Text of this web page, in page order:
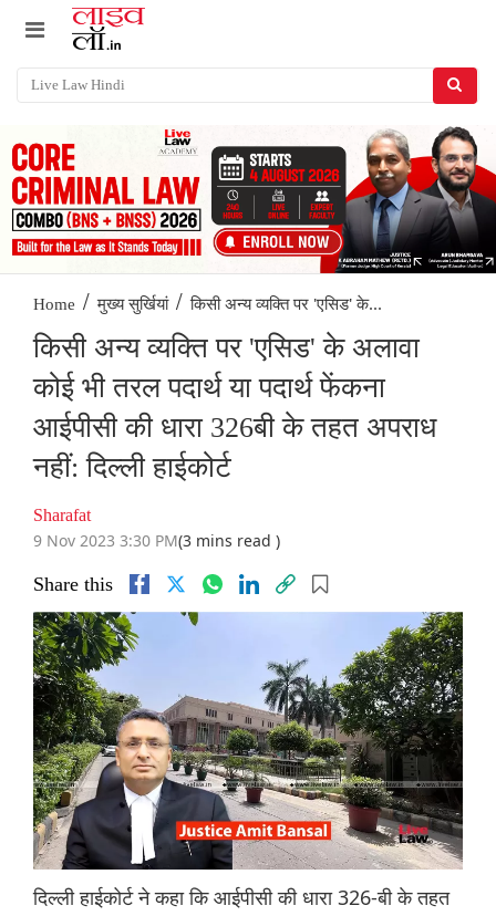
Home / मुख्य सुर्खियां / किसी अन्य व्यक्ति पर 'एसिड' के...
किसी अन्य व्यक्ति पर 'एसिड' के अलावा
कोई भी तरल पदार्थ या पदार्थ फेंकना
आईपीसी की धारा 326बी के तहत अपराध
नहीं: दिल्ली हाईकोर्ट
Sharafat
9 Nov 2023 3:30 PM(3 mins read )
Share this
दिल्ली हाईकोर्ट ने कहा कि आईपीसी की धारा 326-बी के तहत